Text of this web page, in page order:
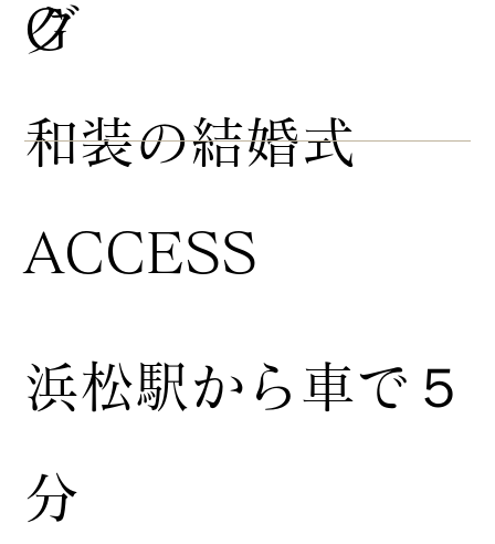
グ
​和装の結婚式
G
浜松駅から車で５
分
ACCESS